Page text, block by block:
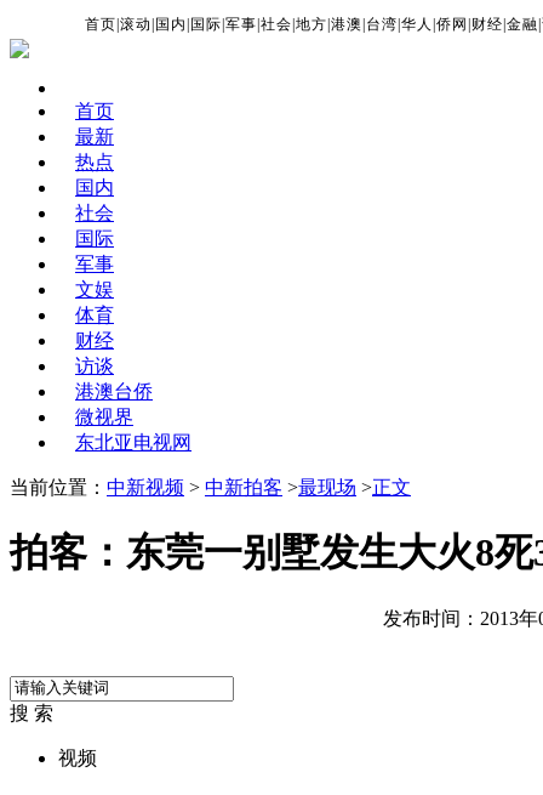
首页 |滚动 国内 国际 |军事 |社会 |地方 |港澳 台湾 |华人 |侨网 财经 |金融 |
首页
最新
热点
国内
社会
国际
军事
文娱
体育
财经
访谈
港澳台侨
微视界
东北亚电视网
当前位置： 中新视频 > 中新拍客 >最现场 >正文
拍客：东莞一别墅发生大火8死
发布时间：2013年
搜 索
视频